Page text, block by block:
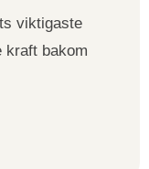
viktigaste
kraft bakom